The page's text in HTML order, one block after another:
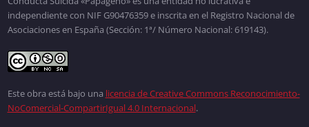
independiente con NIF G90476359 e inscrita en el Registro Nacional de
Asociaciones en España (Sección: 1ª/ Número Nacional: 619143).
Este obra está bajo una licencia de Creative Commons Reconocimiento-
NoComercial-CompartirIgual 4.0 Internacional.